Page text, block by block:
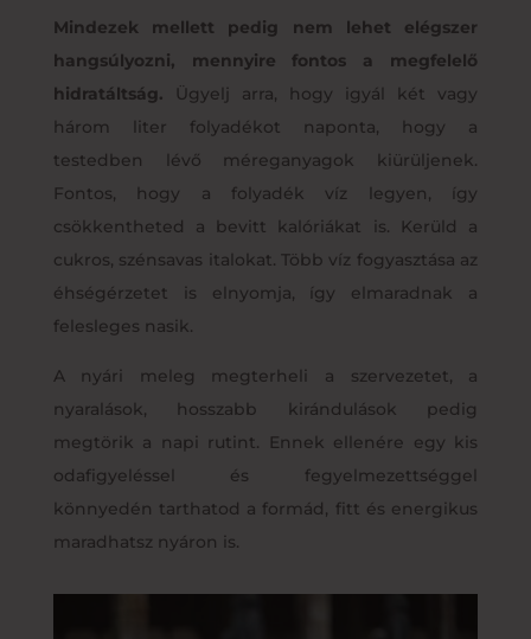
Mindezek mellett pedig nem lehet elégszer
hangsúlyozni, mennyire fontos a megfelelő
hidratáltság. Ügyelj arra, hogy igyál két vagy
három liter folyadékot naponta, hogy a
testedben lévő méreganyagok kiürüljenek.
Fontos, hogy a folyadék víz legyen, így
csökkentheted a bevitt kalóriákat is. Kerüld a
cukros, szénsavas italokat. Több víz fogyasztása az
éhségérzetet is elnyomja, így elmaradnak a
felesleges nasik.
A nyári meleg megterheli a szervezetet, a
nyaralások, hosszabb kirándulások pedig
megtörik a napi rutint. Ennek ellenére egy kis
odafigyeléssel és fegyelmezettséggel
könnyedén tarthatod a formád, fitt és energikus
maradhatsz nyáron is.